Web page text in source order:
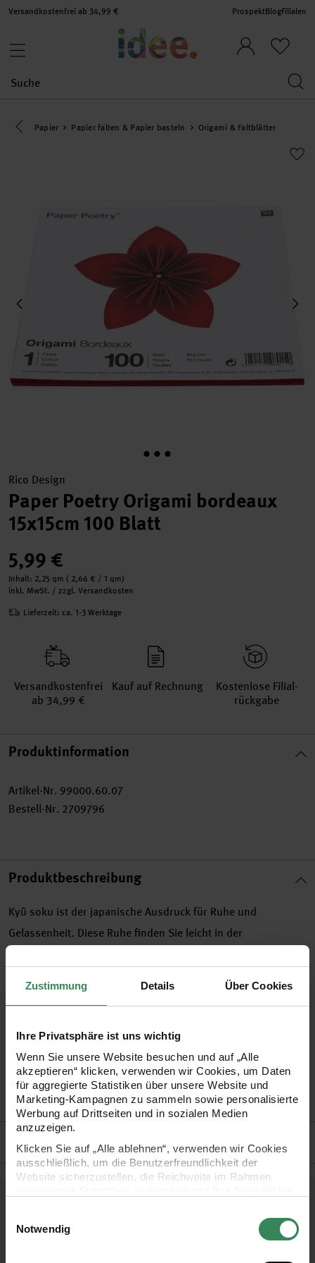
Zustimmung Details Über Cookies
Ihre Privatsphäre ist uns wichtig
Wenn Sie unsere Website besuchen und auf „Alle
akzeptieren“ klicken, verwenden wir Cookies, um Daten
für aggregierte Statistiken über unsere Website und
Marketing-Kampagnen zu sammeln sowie personalisierte
Werbung auf Drittseiten und in sozialen Medien
anzuzeigen.
Klicken Sie auf „Alle ablehnen“, verwenden wir Cookies
ausschließlich, um die Benutzerfreundlichkeit der
Website sicherzustellen, die Reichweite im Rahmen
Ihre Einwilligung ist freiwillig und kann jederzeit über den
Link „Cookie-Einstellungen“ im Fußbereich der Seite
Notwendig
Versandkostenfrei ab 34,99 € ProspektBlogFilialen
Eine Kategorie zurück navigieren
Papier Papier falten & Papier basteln Origami & Faltblätter
Rico Design
Paper Poetry Origami bordeaux
15x15cm 100 Blatt
5,99 €
Inhalt: 2,25 qm ( 2,66 € / 1 qm)
inkl. MwSt. / zzgl. Versandkosten
Lieferzeit: ca. 1-3 Werktage
Versand­kosten­frei
ab 34,99 €
Kauf auf Rechnung
Kosten­lose Filial­
rückgabe
Produktinformation
Artikel-Nr. 99000.60.07
Bestell-Nr. 2709796
Produktbeschreibung
Kyû soku ist der japanische Ausdruck für Ruhe und
Gelassenheit. Diese Ruhe finden Sie leicht in der
nutzen diese sinnvolle Zusammenstellung bunter Papiere für
Format: 15x15 cm
Inhalt: 100 Blatt in bordeauxrot
Grammatur: 80 g/m²
Hersteller